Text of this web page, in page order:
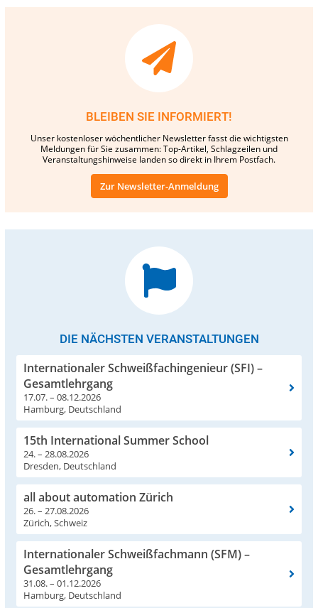
BLEIBEN SIE INFORMIERT!
Unser kostenloser wöchentlicher Newsletter fasst die wichtigsten
Meldungen für Sie zusammen: Top-Artikel, Schlagzeilen und
Veranstaltungshinweise landen so direkt in Ihrem Postfach.
Zur Newsletter-Anmeldung
DIE NÄCHSTEN VERANSTALTUNGEN
Internationaler Schweißfachingenieur (SFI) –
Gesamtlehrgang
17.07. – 08.12.2026
Hamburg, Deutschland
15th International Summer School
24. – 28.08.2026
Dresden, Deutschland
all about automation Zürich
26. – 27.08.2026
Zürich, Schweiz
Internationaler Schweißfachmann (SFM) –
Gesamtlehrgang
31.08. – 01.12.2026
Hamburg, Deutschland